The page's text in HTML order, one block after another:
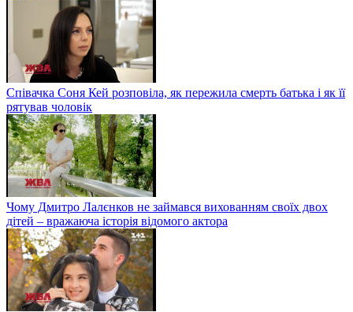
Співачка Соня Кей розповіла, як пережила смерть батька і як її
рятував чоловік
Чому Дмитро Лалєнков не займався вихованням своїх двох
дітей – вражаюча історія відомого актора